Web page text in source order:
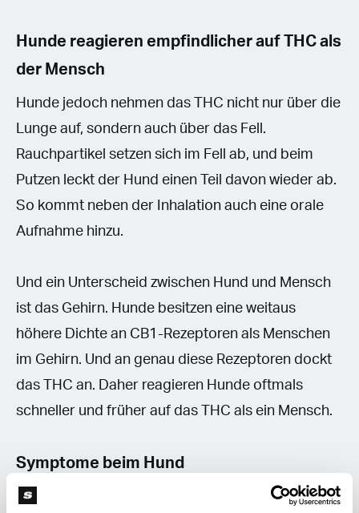
Hunde reagieren empfindlicher auf THC als
der Mensch
Hunde jedoch nehmen das THC nicht nur über die
Lunge auf, sondern auch über das Fell.
Rauchpartikel setzen sich im Fell ab, und beim
Putzen leckt der Hund einen Teil davon wieder ab.
So kommt neben der Inhalation auch eine orale
Aufnahme hinzu.
Und ein Unterscheid zwischen Hund und Mensch
ist das Gehirn. Hunde besitzen eine weitaus
höhere Dichte an CB1-Rezeptoren als Menschen
im Gehirn. Und an genau diese Rezeptoren dockt
das THC an. Daher reagieren Hunde oftmals
schneller und früher auf das THC als ein Mensch.
Symptome beim Hund
Wenn der Gang des Hundes schwankend wirkt,